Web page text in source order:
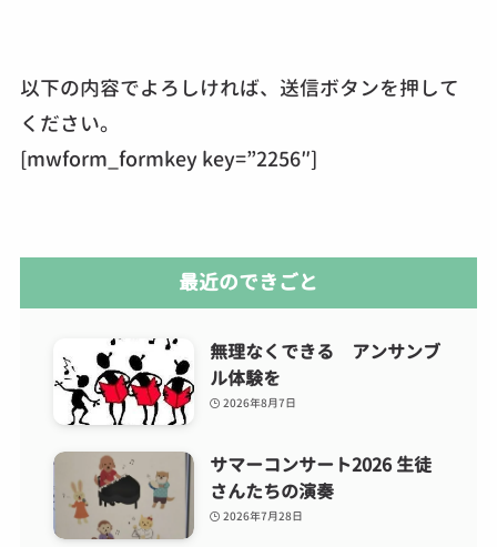
以下の内容でよろしければ、送信ボタンを押して
ください。
[mwform_formkey key=”2256″]
最近のできごと
無理なくできる アンサンブ
ル体験を
2026年8月7日
サマーコンサート2026 生徒
さんたちの演奏
2026年7月28日